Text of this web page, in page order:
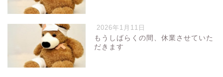
2026年1月11日
もうしばらくの間、休業させていた
だきます